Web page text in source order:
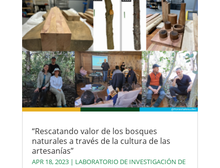
“Rescatando valor de los bosques
naturales a través de la cultura de las
artesanías”
APR 18, 2023| LABORATORIO DE INVESTIGACIÓN DE